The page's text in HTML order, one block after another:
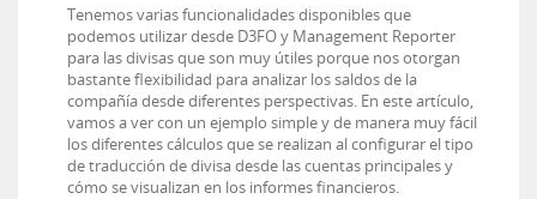
Tenemos varias funcionalidades disponibles que
podemos utilizar desde D3FO y Management Reporter
para las divisas que son muy útiles porque nos otorgan
bastante flexibilidad para analizar los saldos de la
compañía desde diferentes perspectivas. En este artículo,
vamos a ver con un ejemplo simple y de manera muy fácil
los diferentes cálculos que se realizan al configurar el tipo
de traducción de divisa desde las cuentas principales y
cómo se visualizan en los informes financieros.